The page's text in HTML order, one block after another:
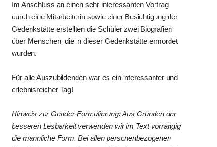
Im Anschluss an einen sehr interessanten Vortrag
durch eine Mitarbeiterin sowie einer Besichtigung der
Gedenkstätte erstellten die Schüler zwei Biografien
über Menschen, die in dieser Gedenkstätte ermordet
wurden.
Für alle Auszubildenden war es ein interessanter und
erlebnisreicher Tag!
Hinweis zur Gender-Formulierung: Aus Gründen der
besseren Lesbarkeit verwenden wir im Text vorrangig
die männliche Form. Bei allen personenbezogenen